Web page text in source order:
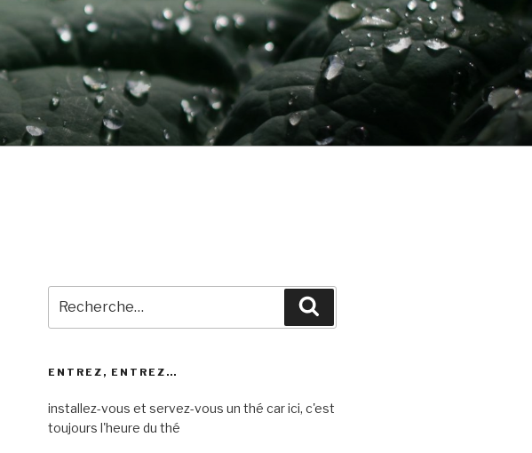
pour
:
ENTREZ, ENTREZ…
installez-vous et servez-vous un thé car ici, c'est
toujours l'heure du thé